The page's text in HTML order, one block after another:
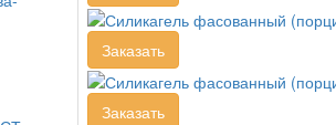
Заказать
Заказать